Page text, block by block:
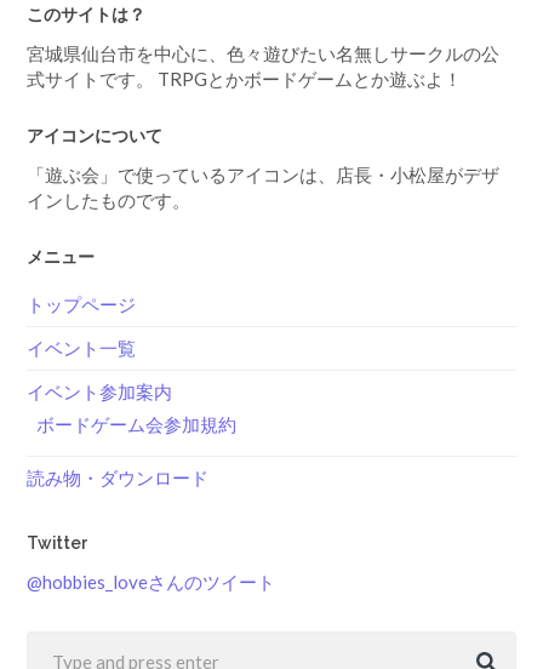
このサイトは？
宮城県仙台市を中心に、色々遊びたい名無しサークルの公
式サイトです。 TRPGとかボードゲームとか遊ぶよ！
アイコンについて
「遊ぶ会」で使っているアイコンは、店長・小松屋がデザ
インしたものです。
メニュー
トップページ
イベント一覧
イベント参加案内
ボードゲーム会参加規約
読み物・ダウンロード
Twitter
@hobbies_loveさんのツイート